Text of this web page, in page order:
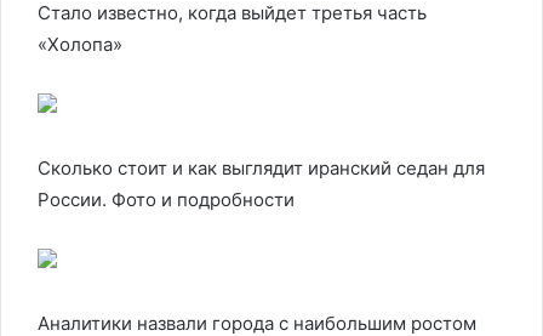
Стало известно, когда выйдет третья часть
«Холопа»
Сколько стоит и как выглядит иранский седан для
России. Фото и подробности
Аналитики назвали города с наибольшим ростом